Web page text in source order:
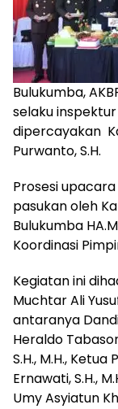
Bulukumba,
selaku
dipercayakan
Purwanto, S.H.
Prosesi
pasukan oleh
Bulukumba
Koordinasi
Kegiatan ini
Muchtar Ali
antaranya
Heraldo
S.H., M.H.,
Ernawati, S.H.,
Umy Asyiatun